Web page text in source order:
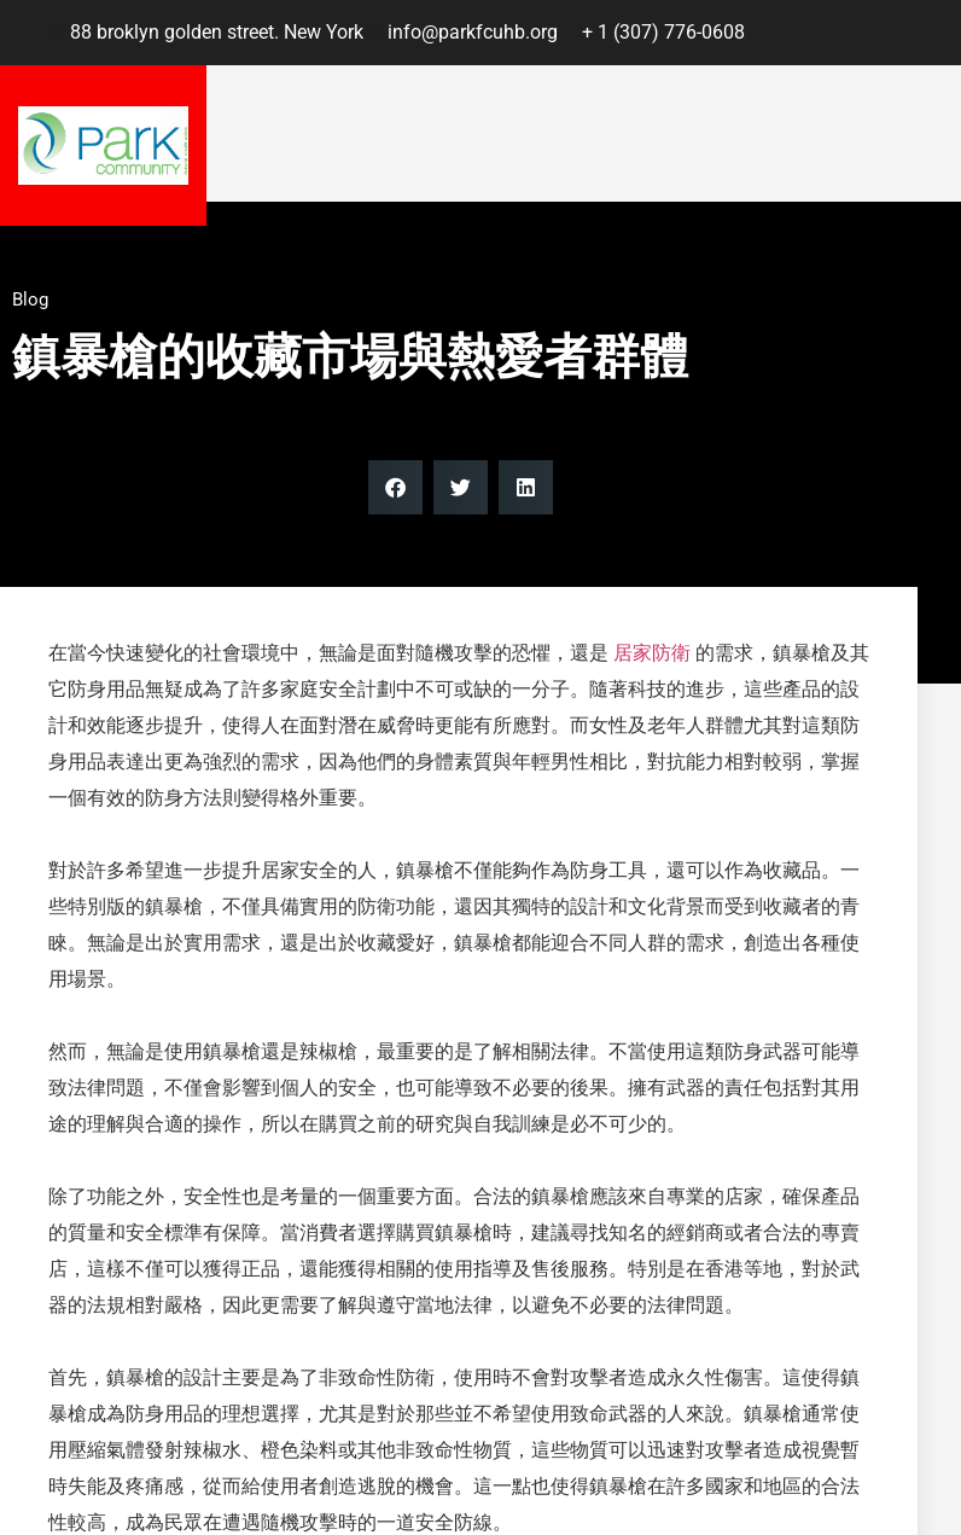
88 broklyn golden street. New York info@parkfcuhb.org + 1 (307) 776-0608
Blog
鎮暴槍的收藏市場與熱愛者群體
在當今快速變化的社會環境中，無論是面對隨機攻擊的恐懼，還是 居家防衛 的需求，鎮暴槍及其
它防身用品無疑成為了許多家庭安全計劃中不可或缺的一分子。隨著科技的進步，這些產品的設
計和效能逐步提升，使得人在面對潛在威脅時更能有所應對。而女性及老年人群體尤其對這類防
身用品表達出更為強烈的需求，因為他們的身體素質與年輕男性相比，對抗能力相對較弱，掌握
一個有效的防身方法則變得格外重要。
對於許多希望進一步提升居家安全的人，鎮暴槍不僅能夠作為防身工具，還可以作為收藏品。一
些特別版的鎮暴槍，不僅具備實用的防衛功能，還因其獨特的設計和文化背景而受到收藏者的青
睞。無論是出於實用需求，還是出於收藏愛好，鎮暴槍都能迎合不同人群的需求，創造出各種使
用場景。
然而，無論是使用鎮暴槍還是辣椒槍，最重要的是了解相關法律。不當使用這類防身武器可能導
致法律問題，不僅會影響到個人的安全，也可能導致不必要的後果。擁有武器的責任包括對其用
途的理解與合適的操作，所以在購買之前的研究與自我訓練是必不可少的。
除了功能之外，安全性也是考量的一個重要方面。合法的鎮暴槍應該來自專業的店家，確保產品
的質量和安全標準有保障。當消費者選擇購買鎮暴槍時，建議尋找知名的經銷商或者合法的專賣
店，這樣不僅可以獲得正品，還能獲得相關的使用指導及售後服務。特別是在香港等地，對於武
器的法規相對嚴格，因此更需要了解與遵守當地法律，以避免不必要的法律問題。
首先，鎮暴槍的設計主要是為了非致命性防衛，使用時不會對攻擊者造成永久性傷害。這使得鎮
暴槍成為防身用品的理想選擇，尤其是對於那些並不希望使用致命武器的人來說。鎮暴槍通常使
用壓縮氣體發射辣椒水、橙色染料或其他非致命性物質，這些物質可以迅速對攻擊者造成視覺暫
時失能及疼痛感，從而給使用者創造逃脫的機會。這一點也使得鎮暴槍在許多國家和地區的合法
性較高，成為民眾在遭遇隨機攻擊時的一道安全防線。